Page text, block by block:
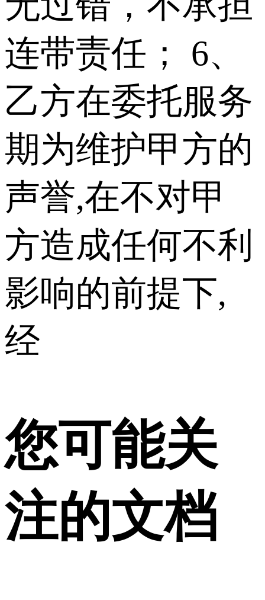
连带责任； 6、
乙方在委托服务
期为维护甲方的
声誉,在不对甲
方造成任何不利
影响的前提下,
经
您可能关
注的文档